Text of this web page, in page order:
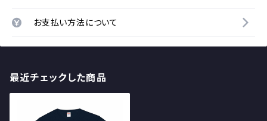
お支払い方法について
最近チェックした商品